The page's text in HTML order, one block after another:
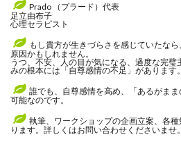
Prado （プラード）代表
足立由布子
心理セラピスト
もし貴方が生きづらさを感じていたな
原因かもしれません。
うつ、不安、人の目が気になる、過度な完
みの根本には「自尊感情の不足」があります。
誰でも、自尊感情を高め、「あるがま
可能なのです。
執筆、ワークショップの企画立案、各
ります。詳しくはお問い合わせくださいませ。